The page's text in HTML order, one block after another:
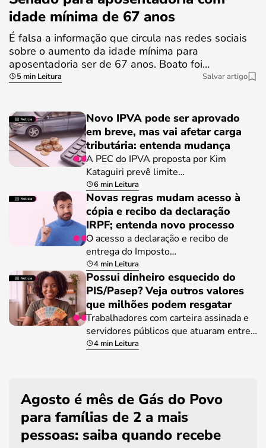
idade mínima de 67 anos
É falsa a informação que circula nas redes sociais
sobre o aumento da idade mínima para
aposentadoria ser de 67 anos. Boato foi…
5 min Leitura Salvar artigo
Novo IPVA pode ser aprovado
em breve, mas vai afetar carga
tributária: entenda mudança
A PEC do IPVA proposta por Kim
Kataguiri prevê limite…
6 min Leitura
Novas regras mudam acesso à
cópia e recibo da declaração
IRPF; entenda novo processo
O acesso a declaração e recibo de
entrega do Imposto…
4 min Leitura
Possui dinheiro esquecido do
PIS/Pasep? Veja outros valores
que milhões podem resgatar
Trabalhadores com carteira assinada e
servidores públicos que atuaram entre…
4 min Leitura
Agosto é mês de Gás do Povo
para famílias de 2 a mais
pessoas: saiba quando recebe